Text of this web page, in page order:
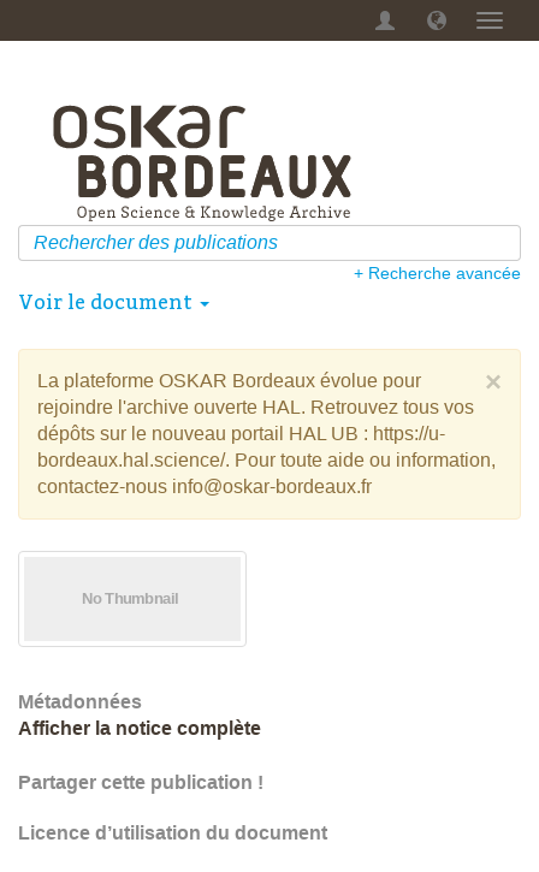
Menu
+ Recherche avancée
Voir le document
×
La plateforme OSKAR Bordeaux évolue pour
rejoindre l'archive ouverte HAL. Retrouvez tous vos
dépôts sur le nouveau portail HAL UB : https://u-
bordeaux.hal.science/. Pour toute aide ou information,
contactez-nous info@oskar-bordeaux.fr
Métadonnées
Afficher la notice complète
Partager cette publication !
Licence d’utilisation du document